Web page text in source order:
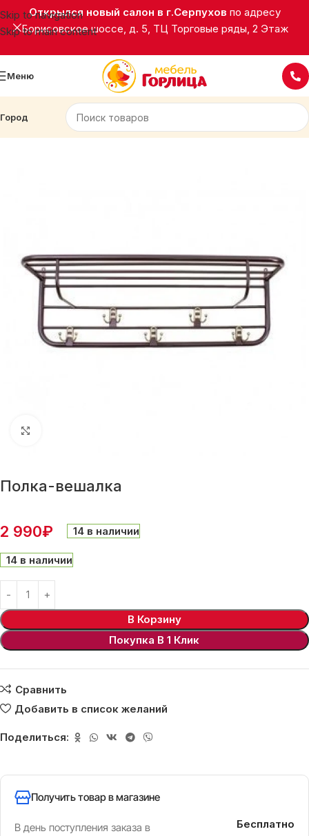
Skip to navigation
Skip to main content
Открылся новый салон в г.Серпухов по адресу
Борисовское шоссе, д. 5, ТЦ Торговые ряды, 2 Этаж
Меню
Город
Подставки, вешалки
Полка-вешалка
2 990₽ 14 в наличии
14 в наличии
В Корзину
Покупка В 1 Клик
Сравнить
Добавить в список желаний
Поделиться:
Получить товар в магазине
В день поступления заказа в
Бесплатно